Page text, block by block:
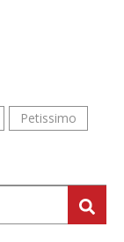
Petissimo